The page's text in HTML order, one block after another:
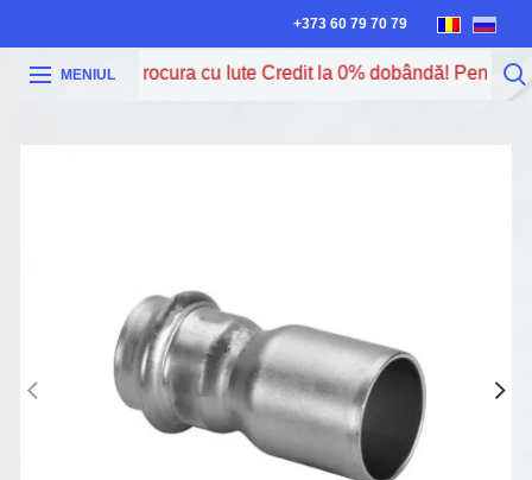
+373 60 79 70 79
MENIUL
Acum poți procura cu Iute Credit la 0% dobândă! Pentru